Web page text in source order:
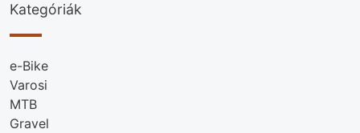
Kategóriák
e-Bike
Varosi
MTB
Gravel